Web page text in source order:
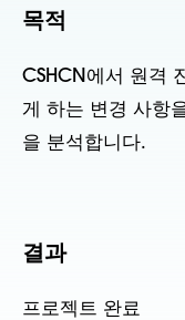
목적
CSHCN에서 원격
게 하는 변경 사항
을 분석합니다.
결과
프로젝트 완료